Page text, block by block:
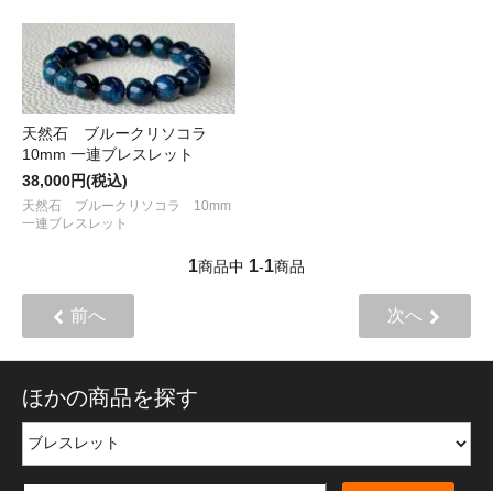
天然石 ブルークリソコラ
10mm 一連ブレスレット
38,000円(税込)
天然石 ブルークリソコラ 10mm
一連ブレスレット
1商品中 1-1商品
前へ 次へ
ほかの商品を探す